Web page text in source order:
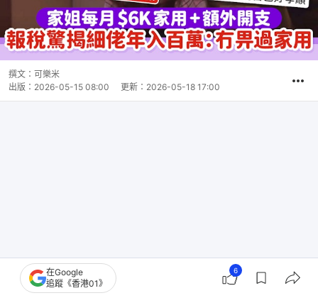
撰文： 可樂米
出版： 2026-05-15 08:00 更新： 2026-05-18 17:00
在Google
追蹤《香港01》
6